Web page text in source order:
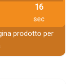
15
sec
prodotto per